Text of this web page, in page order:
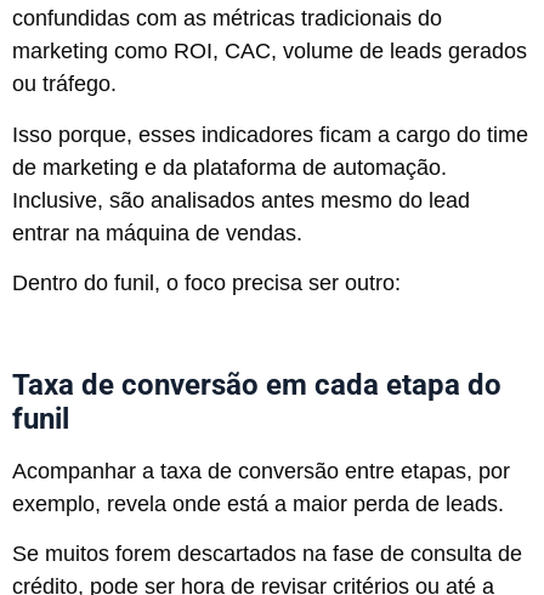
confundidas com as métricas tradicionais do
marketing como ROI, CAC, volume de leads gerados
ou tráfego.
Isso porque, esses indicadores ficam a cargo do time
de marketing e da plataforma de automação.
Inclusive, são analisados antes mesmo do lead
entrar na máquina de vendas.
Dentro do funil, o foco precisa ser outro:
Taxa de conversão em cada etapa do
funil
Acompanhar a taxa de conversão entre etapas, por
exemplo, revela onde está a maior perda de leads.
Se muitos forem descartados na fase de consulta de
crédito, pode ser hora de revisar critérios ou até a